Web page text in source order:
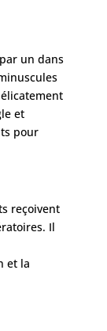
un dans
et
pour
reçoivent
Il
et la